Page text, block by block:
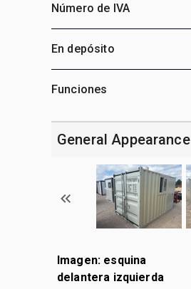
Número de IVA
En depósito
Funciones
General Appearance
Imagen: esquina
delantera izquierda